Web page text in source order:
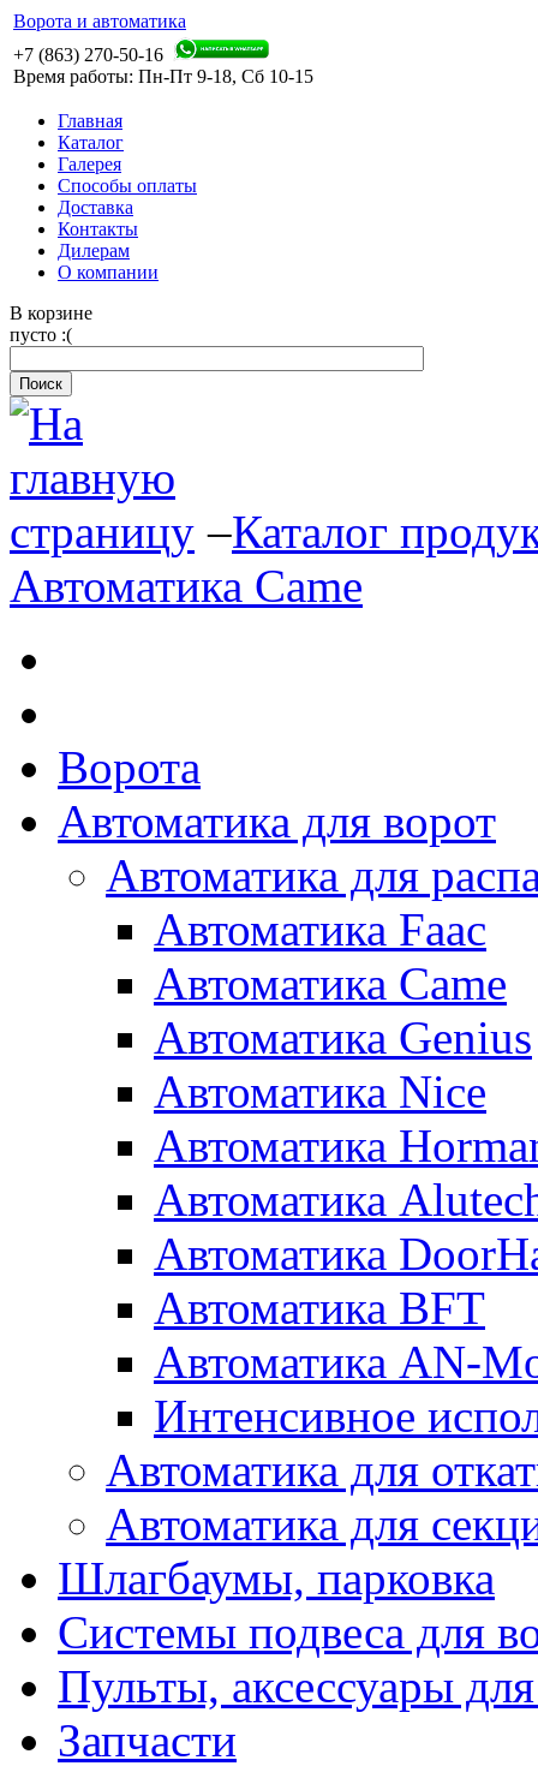
Ворота и автоматика
+7 (863) 270-50-16
Время работы: Пн-Пт 9-18, Сб 10-15
Главная
Каталог
Галерея
Способы оплаты
Доставка
Контакты
Дилерам
О компании
В корзине
пусто :(
–Каталог
Автоматика Came
Ворота
Автоматика для ворот
Автоматика для
Автоматика Faac
Автоматика Came
Автоматика Genius
Автоматика Nice
Автоматика
Автоматика
Автоматика
Автоматика BFT
Автоматика AN-
Интенсивное
Автоматика для
Автоматика для
Шлагбаумы, парковка
Системы подвеса для
Пульты, аксессуары
Запчасти